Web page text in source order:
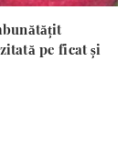
pe ficat și